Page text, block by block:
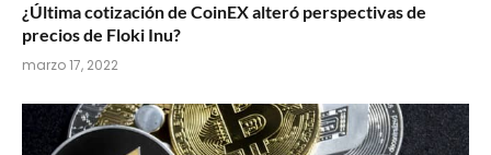
¿Última cotización de CoinEX alteró perspectivas de
precios de Floki Inu?
marzo 17, 2022